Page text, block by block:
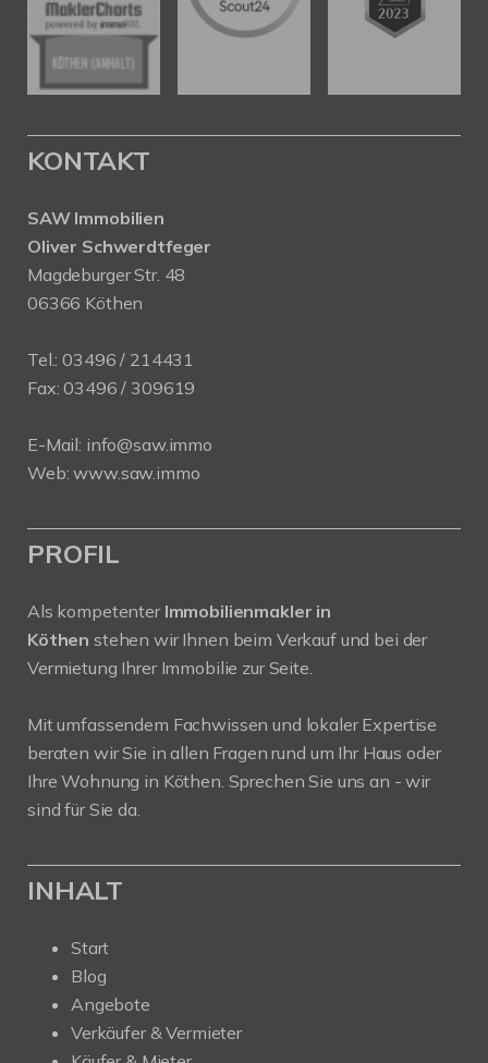
KONTAKT
SAW Immobilien
Oliver Schwerdtfeger
Magdeburger Str. 48
06366 Köthen
Tel.:03496 / 214431
Fax: 03496 / 309619
E-Mail: info@saw.immo
Web:www.saw.immo
PROFIL
Als kompetenter Immobilienmakler in
Köthen stehen wir Ihnen beim Verkauf und bei der
Vermietung Ihrer Immobilie zur Seite.
Mit umfassendem Fachwissen und lokaler Expertise
beraten wir Sie in allen Fragen rund um Ihr Haus oder
Ihre Wohnung in Köthen. Sprechen Sie uns an - wir
sind für Sie da.
INHALT
Start
Blog
Angebote
Verkäufer & Vermieter